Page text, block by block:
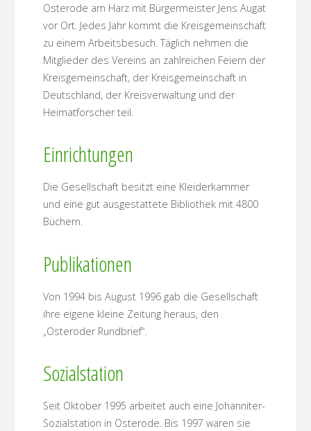
Osterode am Harz mit Bürgermeister Jens Augat
vor Ort. Jedes Jahr kommt die Kreisgemeinschaft
zu einem Arbeitsbesuch. Täglich nehmen die
Mitglieder des Vereins an zahlreichen Feiern der
Kreisgemeinschaft, der Kreisgemeinschaft in
Deutschland, der Kreisverwaltung und der
Heimatforscher teil.
Einrichtungen
Die Gesellschaft besitzt eine Kleiderkammer
und eine gut ausgestattete Bibliothek mit 4800
Büchern.
Publikationen
Von 1994 bis August 1996 gab die Gesellschaft
ihre eigene kleine Zeitung heraus, den
„Osteroder Rundbrief“.
Sozialstation
Seit Oktober 1995 arbeitet auch eine Johanniter-
Sozialstation in Osterode. Bis 1997 waren sie